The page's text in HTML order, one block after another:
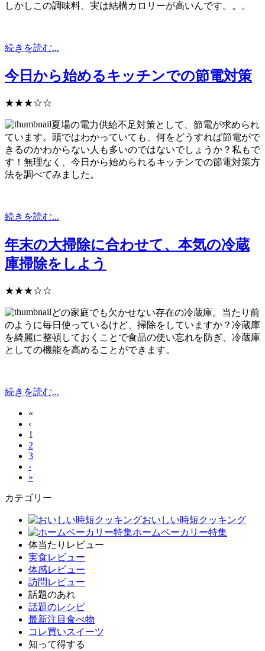
しかしこの調味料、実は結構カロリーが高いんです。。。
続きを読む...
今日から始めるキッチンでの節電対策
★★★☆☆
夏場の電力供給不足対策として、節電が求められ
ています。頭ではわかっていても、何をどうすれば節電がで
きるのかわからない人も多いのではないでしょうか？私もで
す！無理なく、今日から始められるキッチンでの節電対策方
法を調べてみました。
続きを読む...
年末の大掃除に合わせて、本気の冷蔵
庫掃除をしよう
★★★☆☆
どの家庭でも欠かせない存在の冷蔵庫。当たり前
のように毎日使っているけど、掃除をしていますか？冷蔵庫
を綺麗に整頓しておくことで食品の使い忘れを防ぎ、冷蔵庫
としての機能を高めることができます。
続きを読む...
«
‹
1
2
3
›
»
カテゴリー
おいしい時短クッキング
ホームベーカリー特集
体当たりレビュー
実食レビュー
体感レビュー
訪問レビュー
話題のあれ
話題のレシピ
最新注目食べ物
コレ買いスイーツ
知って得する